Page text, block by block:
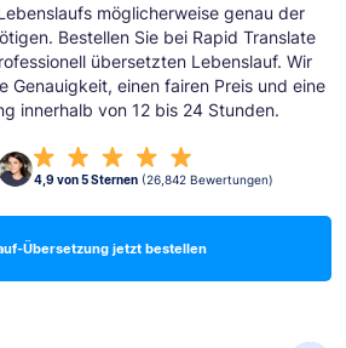
möglicherweise genau der
Bestellen Sie bei Rapid Translate
übersetzten Lebenslauf. Wir
Genauigkeit, einen fairen Preis und eine
innerhalb von 12 bis 24 Stunden.
4,9 von 5 Sternen (26,842 Bewertungen)
Übersetzung jetzt bestellen